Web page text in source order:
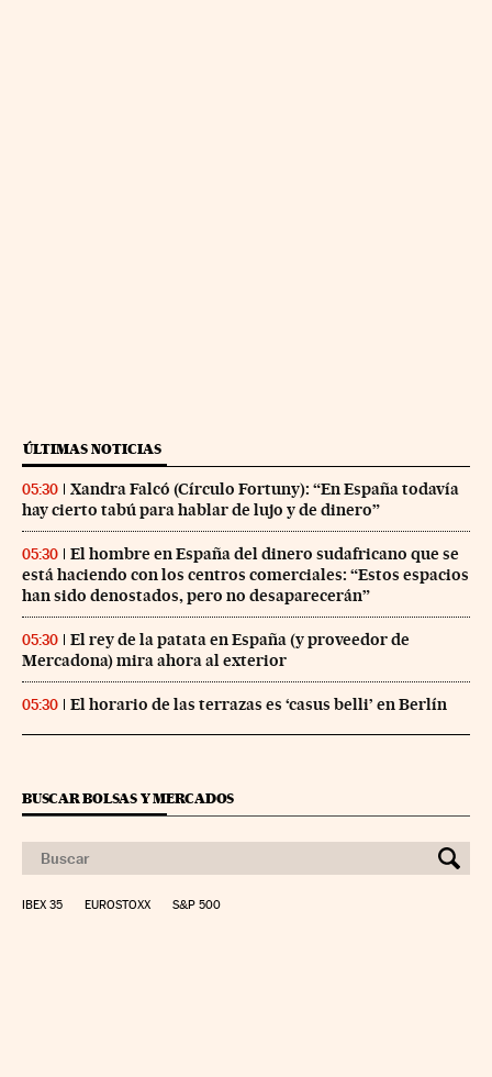
ÚLTIMAS NOTICIAS
05:30
Xandra Falcó (Círculo Fortuny): “En España todavía
hay cierto tabú para hablar de lujo y de dinero”
05:30
El hombre en España del dinero sudafricano que se
está haciendo con los centros comerciales: “Estos espacios
han sido denostados, pero no desaparecerán”
05:30
El rey de la patata en España (y proveedor de
Mercadona) mira ahora al exterior
05:30 El horario de las terrazas es ‘casus belli’ en Berlín
BUSCAR BOLSAS Y MERCADOS
IBEX 35 EUROSTOXX S&P 500